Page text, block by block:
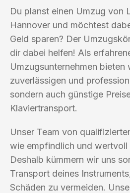
Du planst einen Umzug von
Hannover und möchtest
Geld sparen? Der
dir dabei helfen! Als
Umzugsunternehmen bieten
zuverlässigen und
sondern auch günstige
Klaviertransport.
Unser Team von
wie empfindlich und wertvoll
Deshalb kümmern wir uns
Transport deines
Schäden zu vermeiden.